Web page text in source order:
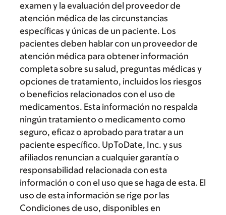
examen y la evaluación del proveedor de
atención médica de las circunstancias
específicas y únicas de un paciente. Los
pacientes deben hablar con un proveedor de
atención médica para obtener información
completa sobre su salud, preguntas médicas y
opciones de tratamiento, incluidos los riesgos
o beneficios relacionados con el uso de
medicamentos. Esta información no respalda
ningún tratamiento o medicamento como
seguro, eficaz o aprobado para tratar a un
paciente específico. UpToDate, Inc. y sus
afiliados renuncian a cualquier garantía o
responsabilidad relacionada con esta
información o con el uso que se haga de esta. El
uso de esta información se rige por las
Condiciones de uso, disponibles en